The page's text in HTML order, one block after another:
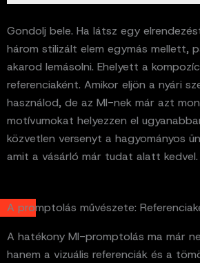
Gondolj bele. Ha látsz egy
három stilizált elem egymás mellett,
akarod lemásolni. Ehelyett a
referenciaként. Amikor eljön a nyári
használod, de az MI-nek már azt
motívumokat helyezzen el
közvetlen versenyt a hagyományos
amit a vásárló már tudat alatt
A promptolás művészete:
A hatékony MI-promptolás ma már
hanem a vizuális referenciák és a